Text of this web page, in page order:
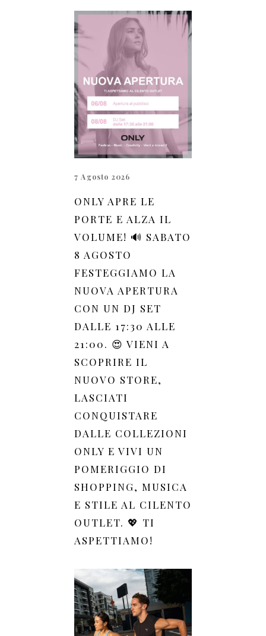
7 Agosto 2026
ONLY APRE LE
PORTE E ALZA IL
VOLUME! 🔊 SABATO
8 AGOSTO
FESTEGGIAMO LA
NUOVA APERTURA
CON UN DJ SET
DALLE 17:30 ALLE
21:00. 😍 VIENI A
SCOPRIRE IL
NUOVO STORE,
LASCIATI
CONQUISTARE
DALLE COLLEZIONI
ONLY E VIVI UN
POMERIGGIO DI
SHOPPING, MUSICA
E STILE AL CILENTO
OUTLET. 💖 TI
ASPETTIAMO!